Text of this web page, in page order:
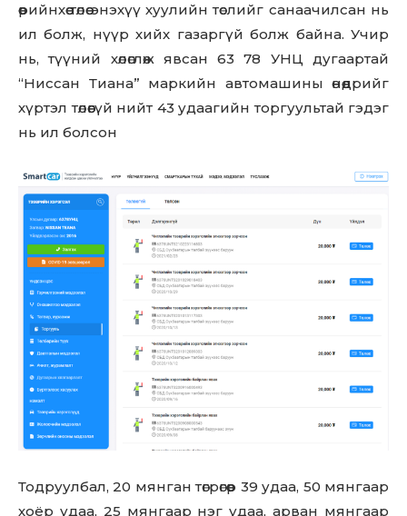
өөрийнхөө төлөө энэхүү хуулийн төслийг санаачилсан нь
ил болж, нүүр хийх газаргүй болж байна. Учир
нь, түүний хөлөглөж явсан 63 78 УНЦ дугаартай
“Ниссан Тиана” маркийн автомашины өнөөдрийг
хүртэл төлөөгүй нийт 43 удаагийн торгуультай гэдэг
нь ил болсон
Тодруулбал, 20 мянган төгрөгөөр 39 удаа, 50 мянгаар
хоёр удаа, 25 мянгаар нэг удаа, арван мянгаар